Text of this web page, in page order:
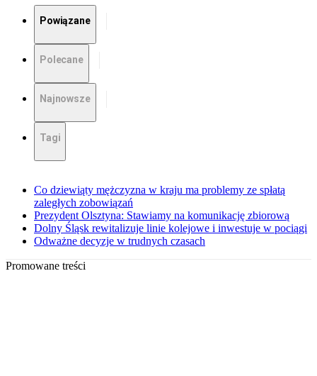
Powiązane
Polecane
Najnowsze
Tagi
Co dziewiąty mężczyzna w kraju ma problemy ze spłatą
zaległych zobowiązań
Prezydent Olsztyna: Stawiamy na komunikację zbiorową
Dolny Śląsk rewitalizuje linie kolejowe i inwestuje w pociągi
Odważne decyzje w trudnych czasach
Promowane treści